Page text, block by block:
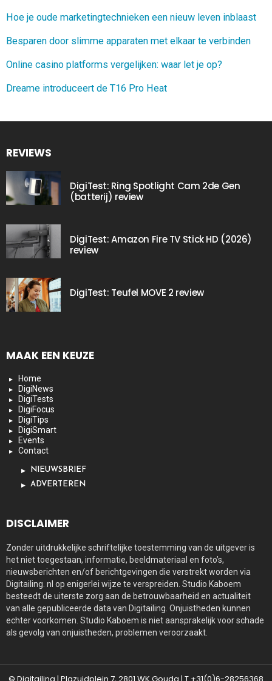
Hoe je oude marketingtechnieken een nieuw leven inblaast
Besparen door slimme apparaten met elkaar te verbinden
Online casino platforms vergelijken: waar let je op?
Dreame introduceert de T16 Pro Heat
REVIEWS
DigiTest: Ring Spotlight Cam 2de Gen
(batterij) review
DigiTest: Amazon Fire TV Stick HD (2026)
review
DigiTest: Teufel MOVE 2 review
MAAK EEN KEUZE
Home
DigiNews
DigiTests
DigiFocus
DigiTips
DigiSmart
Events
Contact
NIEUWSBRIEF
ADVERTEREN
DISCLAIMER
Zonder uitdrukkelijke schriftelijke toestemming van de uitgever is
het niet toegestaan, informatie, beeldmateriaal en foto’s,
nieuwsberichten en/of berichtgevingen die verstrekt worden via
Digitailing. nl op enigerlei wijze te verspreiden. Studio Kaboem
besteedt de uiterste zorg aan de betrouwbaarheid en actualiteit
van alle gepubliceerde data van Digitailing. Onjuistheden kunnen
echter voorkomen. Studio Kaboem is niet aansprakelijk voor schade
als gevolg van onjuistheden, problemen veroorzaakt.
© Digitailing | Plazuidplein 7, 2801 WK Gouda | T +31(0)6-28256368